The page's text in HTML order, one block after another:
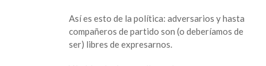
Así es esto de la política: adversarios y hasta
compañeros de partido son (o deberíamos de
ser) libres de expresarnos.